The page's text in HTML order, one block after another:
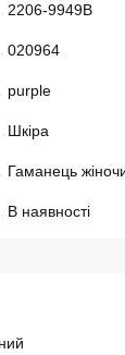
2206-9949B
020964
purple
Шкіра
Гаманець
В наявності